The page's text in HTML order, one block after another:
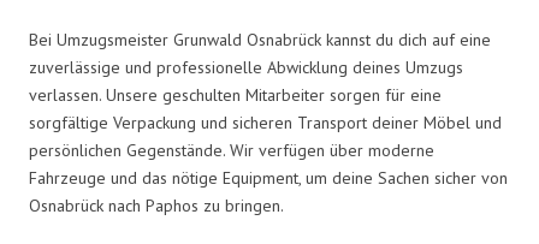
Bei Umzugsmeister Grunwald Osnabrück kannst du dich auf eine
zuverlässige und professionelle Abwicklung deines Umzugs
verlassen. Unsere geschulten Mitarbeiter sorgen für eine
sorgfältige Verpackung und sicheren Transport deiner Möbel und
persönlichen Gegenstände. Wir verfügen über moderne
Fahrzeuge und das nötige Equipment, um deine Sachen sicher von
Osnabrück nach Paphos zu bringen.